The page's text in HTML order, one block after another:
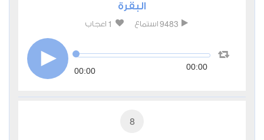
البقرة
9483 استماع 1 اعجاب
00:00 00:00
8